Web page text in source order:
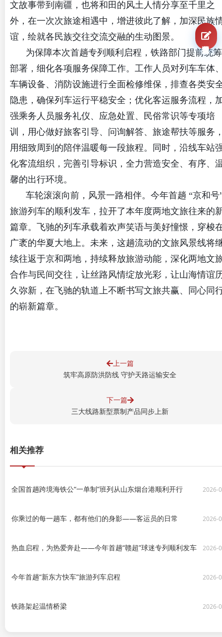
文故事带到南疆，也将和田的风土人情分享至千里之
外，在一次次旅途相遇中，增进彼此了解，加深民族
谊，绘就各民族交往交流交融的生动图景。
为保障本次首趟专列顺利启程，铁路部门提前统筹
部署，细化各项服务保障工作。工作人员对列车车体
车辆设备、消防设施进行全面检修维保，排查各类安
隐患，确保列车运行平稳安全；优化客运服务流程，
强乘务人员服务礼仪、应急处置、民俗常识等专项培
训，用心做好旅客引导、问询解答、旅途帮扶等服务
用细致周到的陪伴温暖每一段旅程。同时，沿线车站
化客流组织，完善引导标识，全力营造安全、有序、
馨的出行环境。
车轮滚滚向前，风景一路相伴。今年首趟 “京和号
旅游列车的顺利发车，拉开了本年度两地文旅往来的
篇章。飞驰的列车承载着欢声笑语与美好憧憬，穿梭
广袤的华夏大地上。未来，这趟流动的文旅风景线将
续往返于京和两地，持续释放旅游动能，深化两地文
合作与民间交往，让丝路风情绽放光彩，让山海情谊
久弥新，在飞驰的轨道上不断书写文旅共赢、同心同
的崭新篇章。
上一篇
筑牢高原防洪防线 守护天路运输安全
下一篇
三大线路新型票制产品同步上新
相关推荐
全国首趟跨境海铁公“一单制”班列从山东烟台港顺利开行 2026-
你乘过的每一趟车，都有他们的身影——客运员的日常 2026-
热血启程，为热爱奔赴——今年首趟“赣超”球迷专列顺利发车 2026-
今年首趟“新东方快车”旅游列车启程 2026-
铁路架起温情桥梁 2026-
我要报名